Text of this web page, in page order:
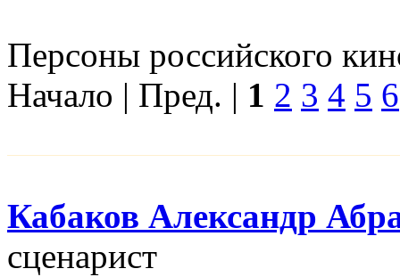
Персоны российского
Начало | Пред. | 1 2 3 4 5 6
Кабаков Александр
сценарист